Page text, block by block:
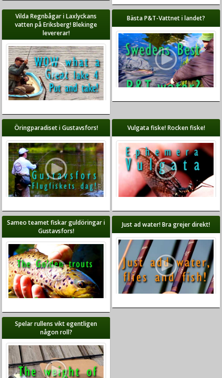
Vilda Regnbågar i Laxlyckans
vatten på Eriksberg! Blekinge
levererar!
Bästa P&T-Vattnet i landet?
Öringparadiset i Gustavsfors! Vulgata fiske! Rocken fiske!
Sameo teamet fiskar guldöringar i
Gustavsfors!
Just ad water! Bra grejer direkt!
Spelar rullens vikt egentligen
någon roll?